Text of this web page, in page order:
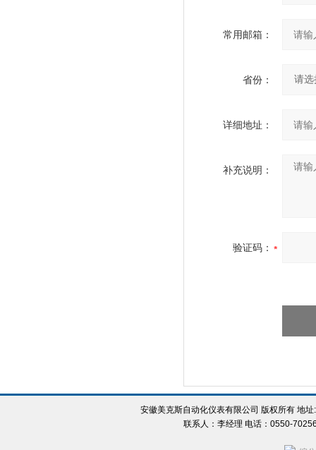
常用邮箱：
省份：
详细地址：
补充说明：
验证码：
安徽美克斯自动化仪表有限公司 版权所有 地
联系人：李经理 电话：0550-